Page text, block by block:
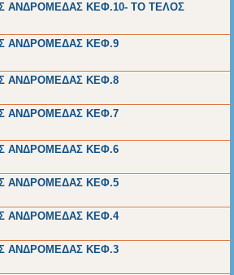
ΑΝΔΡΟΜΕΔΑΣ ΚΕΦ.10- ΤΟ ΤΕΛΟΣ
ΑΝΔΡΟΜΕΔΑΣ ΚΕΦ.9
ΑΝΔΡΟΜΕΔΑΣ ΚΕΦ.8
ΑΝΔΡΟΜΕΔΑΣ ΚΕΦ.7
ΑΝΔΡΟΜΕΔΑΣ ΚΕΦ.6
ΑΝΔΡΟΜΕΔΑΣ ΚΕΦ.5
ΑΝΔΡΟΜΕΔΑΣ ΚΕΦ.4
ΑΝΔΡΟΜΕΔΑΣ ΚΕΦ.3